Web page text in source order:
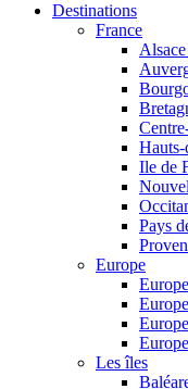
Destinations
France
Hauts-
Ile de
Pays
Europe
Les îles